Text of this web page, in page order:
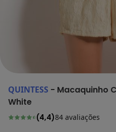
QUINTESS - Macaquinho
White
(4,4)84 avaliações